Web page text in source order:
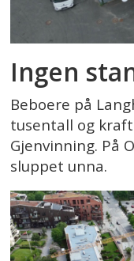
Ingen
Beboere på
tusentall og
Gjenvinning. På
sluppet unna.